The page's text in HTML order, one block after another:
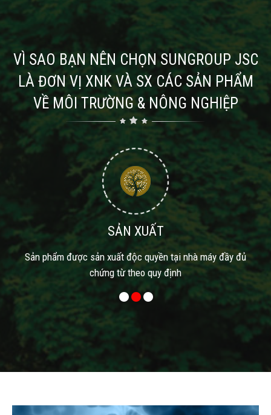
VÌ SAO BẠN NÊN CHỌN SUNGROUP JSC
LÀ ĐƠN VỊ XNK VÀ SX CÁC SẢN PHẨM
VỀ MÔI TRƯỜNG & NÔNG NGHIỆP
SẢN XUẤT
Sản phẩm được sản xuất độc quyền tại nhà máy đầy đủ
chứng từ theo quy định